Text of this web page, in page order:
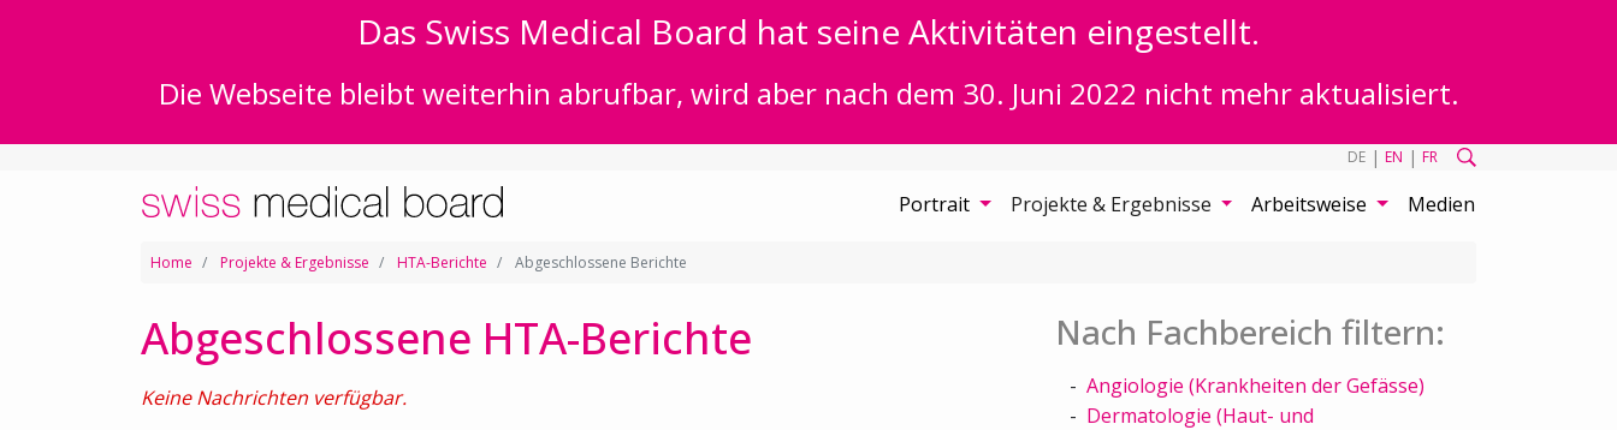
Das Swiss Medical Board hat seine Aktivitäten eingestellt.
Die Webseite bleibt weiterhin abrufbar, wird aber nach dem 30. Juni 2022 nicht mehr aktualisiert.
DE | EN | FR
Portrait Projekte & Ergebnisse Arbeitsweise Medien
Home Projekte & Ergebnisse HTA-Berichte Abgeschlossene Berichte
Abgeschlossene HTA-Berichte
Keine Nachrichten verfügbar.
Nach Fachbereich filtern:
Angiologie (Krankheiten der Gefässe)
Dermatologie (Haut- und